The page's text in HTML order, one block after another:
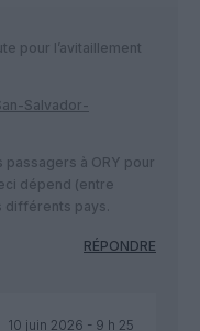
pour l’avitaillement
Salvador-
à ORY pour
dépend (entre
différents pays.
RÉPONDRE
10 juin 2026 - 9 h 25